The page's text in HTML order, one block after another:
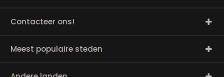
Contacteer ons!
Meest populaire steden